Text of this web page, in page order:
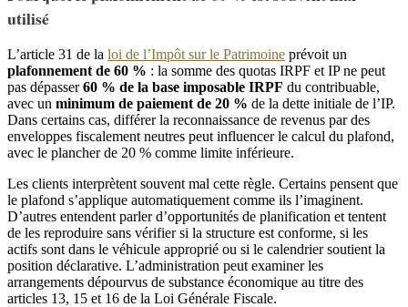
utilisé
L’article 31 de la loi de l’Impôt sur le Patrimoine prévoit un
plafonnement de 60 % : la somme des quotas IRPF et IP ne peut
pas dépasser60 % de la base imposable IRPF du contribuable,
avec un minimum de paiement de 20 % de la dette initiale de l’IP.
Dans certains cas, différer la reconnaissance de revenus par des
enveloppes fiscalement neutres peut influencer le calcul du plafond,
avec le plancher de 20 % comme limite inférieure.
Les clients interprètent souvent mal cette règle. Certains pensent que
le plafond s’applique automatiquement comme ils l’imaginent.
D’autres entendent parler d’opportunités de planification et tentent
de les reproduire sans vérifier si la structure est conforme, si les
actifs sont dans le véhicule approprié ou si le calendrier soutient la
position déclarative. L’administration peut examiner les
arrangements dépourvus de substance économique au titre des
articles 13, 15 et 16 de la Loi Générale Fiscale.